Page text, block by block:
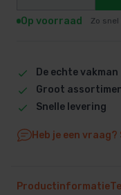
Op voorraad Zo
De echte vakman
Groot
Snelle levering
Heb je een vraag?
Productinformatie